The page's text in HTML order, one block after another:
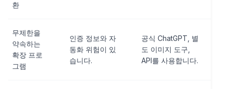
환
무제한을
약속하는
확장 프로
그램
인증 정보와 자
동화 위험이 있
습니다.
공식 ChatGPT, 별
도 이미지 도구,
API를 사용합니다.